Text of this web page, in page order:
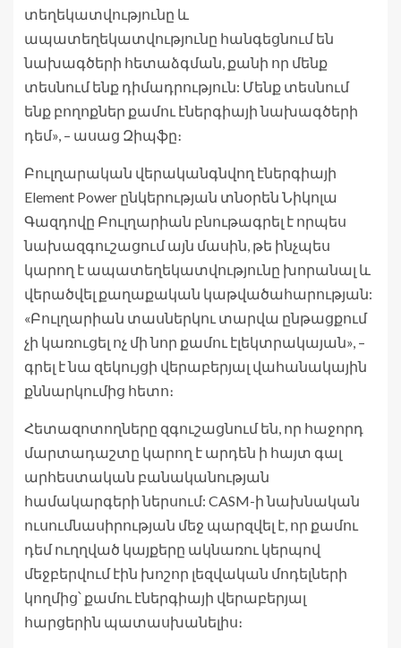
տեղեկատվությունը և
ապատեղեկատվությունը հանգեցնում են
նախագծերի հետաձգման, քանի որ մենք
տեսնում ենք դիմադրություն: Մենք տեսնում
ենք բողոքներ քամու էներգիայի նախագծերի
դեմ», – ասաց Զիպֆը։
Բուլղարական վերականգնվող էներգիայի
Element Power ընկերության տնօրեն Նիկոլա
Գազդովը Բուլղարիան բնութագրել է որպես
նախազգուշացում այն ​​մասին, թե ինչպես
կարող է ապատեղեկատվությունը խորանալ և
վերածվել քաղաքական կաթվածահարության:
«Բուլղարիան տասներկու տարվա ընթացքում
չի կառուցել ոչ մի նոր քամու էլեկտրակայան», –
գրել է նա զեկույցի վերաբերյալ վահանակային
քննարկումից հետո։
Հետազոտողները զգուշացնում են, որ հաջորդ
մարտադաշտը կարող է արդեն ի հայտ գալ
արհեստական ​​բանականության
համակարգերի ներսում: CASM-ի նախնական
ուսումնասիրության մեջ պարզվել է, որ քամու
դեմ ուղղված կայքերը ակնառու կերպով
մեջբերվում էին խոշոր լեզվական մոդելների
կողմից՝ քամու էներգիայի վերաբերյալ
հարցերին պատասխանելիս։